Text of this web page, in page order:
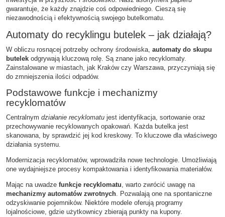
gwarantuje, że każdy znajdzie coś odpowiedniego. Cieszą się
niezawodnością i efektywnością swojego butelkomatu.
Automaty do recyklingu butelek – jak działają?
W obliczu rosnącej potrzeby ochrony środowiska, automaty do skupu
butelek odgrywają kluczową rolę. Są znane jako recyklomaty.
Zainstalowane w miastach, jak Kraków czy Warszawa, przyczyniają się
do zmniejszenia ilości odpadów.
Podstawowe funkcje i mechanizmy
recyklomatów
Centralnym działanie recyklomatu jest identyfikacja, sortowanie oraz
przechowywanie recyklowanych opakowań. Każda butelka jest
skanowana, by sprawdzić jej kod kreskowy. To kluczowe dla właściwego
działania systemu.
Modernizacja recyklomatów, wprowadziła nowe technologie. Umożliwiają
one wydajniejsze procesy kompaktowania i identyfikowania materiałów.
Mając na uwadze funkcje recyklomatu, warto zwrócić uwagę na
mechanizmy automatów zwrotnych. Pozwalają one na spontaniczne
odzyskiwanie pojemników. Niektóre modele oferują programy
lojalnościowe, gdzie użytkownicy zbierają punkty na kupony.